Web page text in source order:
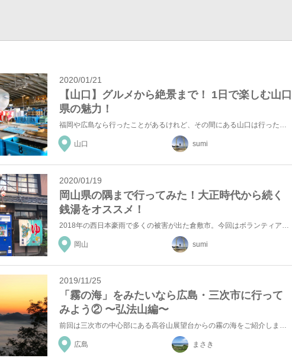
2020/01/21
【山口】グルメから絶景まで！ 1日で楽しむ山口
県の魅力！
福岡や広島なら行ったことがあるけれど、その間にある山口は行ったことないって方も多いのではないでしょう...
山口 sumi
2020/01/19
岡山県の隅まで行ってみた！大正時代から続く
銭湯をオススメ！
岡山 sumi
2019/11/25
「霧の海」をみたいなら広島・三次市に行って
みよう② 〜弘法山編〜
前回は三次市の中心部にある高谷山展望台からの霧の海をご紹介しました。今回は弘法山から眺める霧の海をご...
広島 まさき